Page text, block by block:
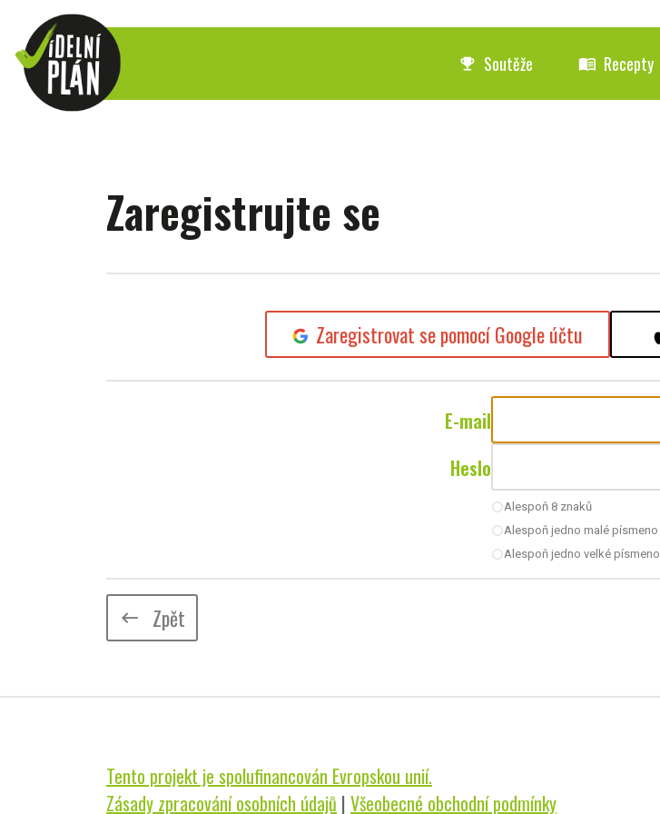
emoji_events Soutěže menu_book Recepty
Zaregistrujte se
Zaregistrovat se pomocí Google účtu
E-mail
Heslo
radio_button_uncheckedAlespoň 8 znaků
radio_button_uncheckedAlespoň jedno malé písmeno
radio_button_uncheckedAlespoň jedno velké písmeno
keyboard_backspace Zpět
Tento projekt je spolufinancován Evropskou unií.
Zásady zpracování osobních údajů | Všeobecné obchodní podmínky